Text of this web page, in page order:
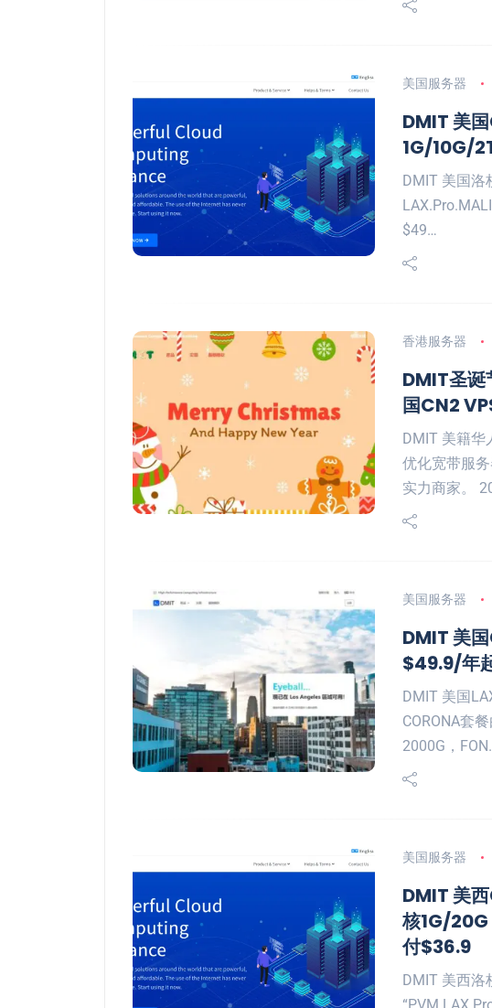
美国服务器
DMIT 美
1G/10G/
DMIT 美国洛
$49…
香港服务器
DMIT圣
国CN2
DMIT 美籍华
优化宽带服
实力商家。
美国服务器
DMIT 美
$49.9/年
DMIT 美国
CORONA套
2000G，
美国服务器
DMIT 美
核1G/
付$36.9
DMIT 美西洛